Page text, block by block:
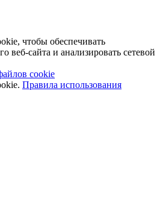
чтобы обеспечивать
веб-сайта и анализировать сетевой
cookie
Правила использования